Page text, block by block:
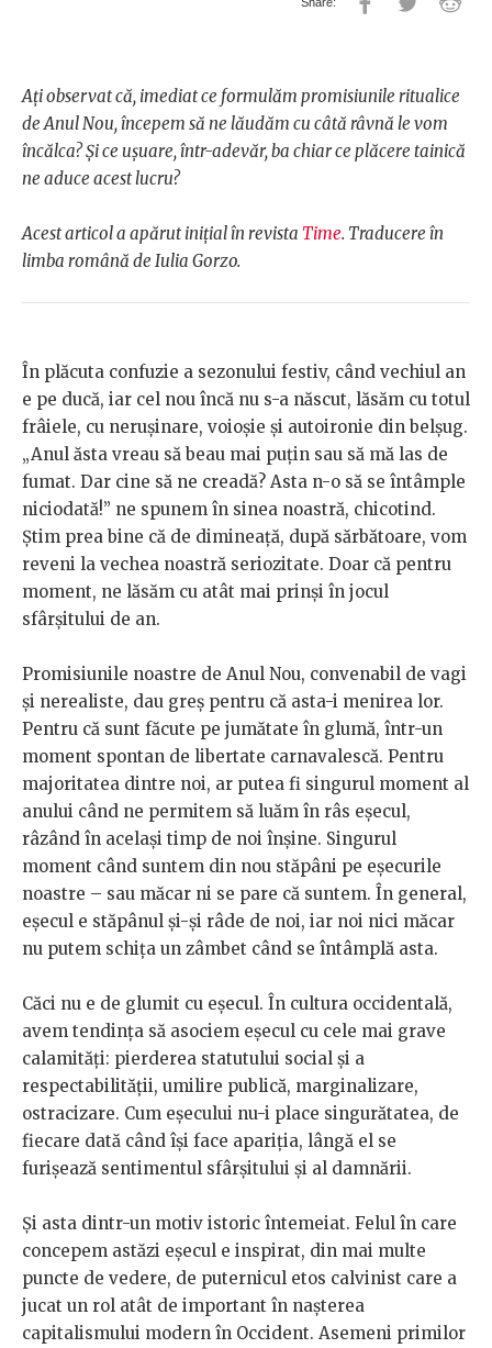
Ați observat că, imediat ce formulăm promisiunile ritualice
de Anul Nou, începem să ne lăudăm cu câtă râvnă le vom
încălca? Și ce ușuare, într-adevăr, ba chiar ce plăcere tainică
ne aduce acest lucru?
Acest articol a apărut inițial în revista Time. Traducere în
limba română de Iulia Gorzo.
În plăcuta confuzie a sezonului festiv, când vechiul an
e pe ducă, iar cel nou încă nu s-a născut, lăsăm cu totul
frâiele, cu nerușinare, voioșie și autoironie din belșug.
„Anul ăsta vreau să beau mai puțin sau să mă las de
fumat. Dar cine să ne creadă? Asta n-o să se întâmple
niciodată!” ne spunem în sinea noastră, chicotind.
Știm prea bine că de dimineață, după sărbătoare, vom
reveni la vechea noastră seriozitate. Doar că pentru
moment, ne lăsăm cu atât mai prinși în jocul
sfârșitului de an.
Promisiunile noastre de Anul Nou, convenabil de vagi
și nerealiste, dau greș pentru că asta-i menirea lor.
Pentru că sunt făcute pe jumătate în glumă, într-un
moment spontan de libertate carnavalescă. Pentru
majoritatea dintre noi, ar putea fi singurul moment al
anului când ne permitem să luăm în râs eșecul,
râzând în același timp de noi înșine. Singurul
moment când suntem din nou stăpâni pe eșecurile
noastre – sau măcar ni se pare că suntem. În general,
eșecul e stăpânul și-și râde de noi, iar noi nici măcar
nu putem schița un zâmbet când se întâmplă asta.
Căci nu e de glumit cu eșecul. În cultura occidentală,
avem tendința să asociem eșecul cu cele mai grave
calamități: pierderea statutului social și a
respectabilității, umilire publică, marginalizare,
ostracizare. Cum eșecului nu-i place singurătatea, de
fiecare dată când își face apariția, lângă el se
furișează sentimentul sfârșitului și al damnării.
Și asta dintr-un motiv istoric întemeiat. Felul în care
concepem astăzi eșecul e inspirat, din mai multe
puncte de vedere, de puternicul etos calvinist care a
jucat un rol atât de important în nașterea
capitalismului modern în Occident. Asemeni primilor